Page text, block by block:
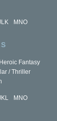
MNO
Heroic Fantasy
/ Thriller
MNO